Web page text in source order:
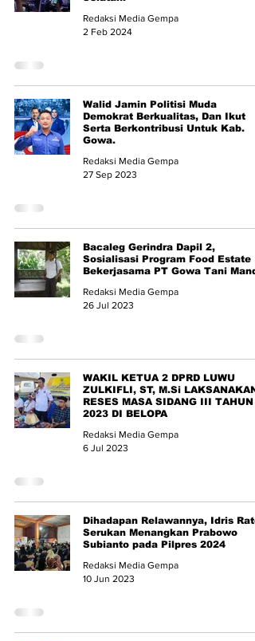
Redaksi Media Gempa
2 Feb 2024
Walid Jamin Politisi Muda
Demokrat Berkualitas, Dan Ikut
Serta Berkontribusi Untuk Kab.
Gowa.
Redaksi Media Gempa
27 Sep 2023
Bacaleg Gerindra Dapil 2,
Sosialisasi Program Food Estate
Bekerjasama PT Gowa Tani
Redaksi Media Gempa
26 Jul 2023
WAKIL KETUA 2 DPRD LUWU
ZULKIFLI, ST, M.Si LAKSANAKAN
RESES MASA SIDANG III TAHUN
2023 DI BELOPA
Redaksi Media Gempa
6 Jul 2023
Dihadapan Relawannya, Idris Rate
Serukan Menangkan Prabowo
Subianto pada Pilpres 2024
Redaksi Media Gempa
10 Jun 2023